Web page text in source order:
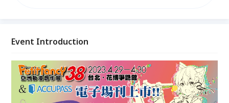
Event Introduction